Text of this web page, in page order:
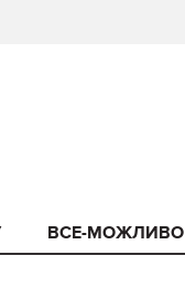
ВСЕ-МОЖЛИВО